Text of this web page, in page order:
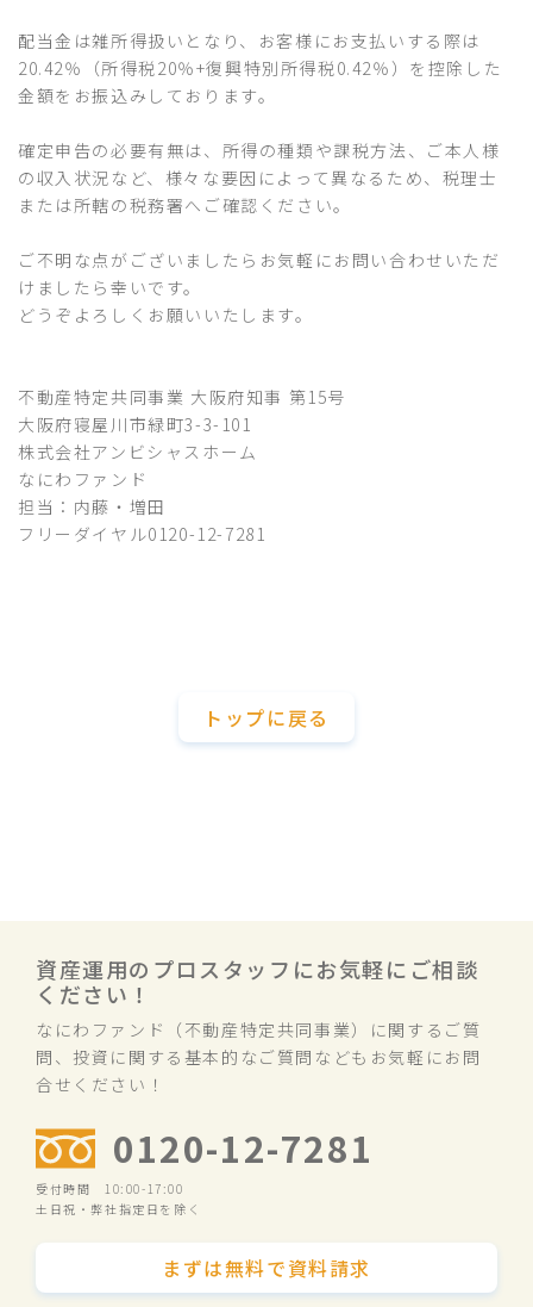
配当金は雑所得扱いとなり、お客様にお支払いする際は
20.42％（所得税20％+復興特別所得税0.42％）を控除した
金額をお振込みしております。
確定申告の必要有無は、所得の種類や課税方法、ご本人様
の収入状況など、様々な要因によって異なるため、税理士
または所轄の税務署へご確認ください。
ご不明な点がございましたらお気軽にお問い合わせいただ
けましたら幸いです。
どうぞよろしくお願いいたします。
不動産特定共同事業 大阪府知事 第15号
大阪府寝屋川市緑町3-3-101
株式会社アンビシャスホーム
なにわファンド
担当：内藤・増田
フリーダイヤル0120-12-7281
トップに戻る
資産運用のプロスタッフにお気軽にご相談
ください！
なにわファンド（不動産特定共同事業）に関するご質
問、投資に関する基本的なご質問などもお気軽にお問
合せください！
0120-12-7281
受付時間 10:00-17:00
土日祝・弊社指定日を除く
まずは無料で資料請求